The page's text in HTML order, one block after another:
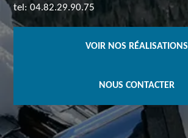
tel: 04.82.29.90.75
VOIR NOS RÉALISATIONS
NOUS CONTACTER